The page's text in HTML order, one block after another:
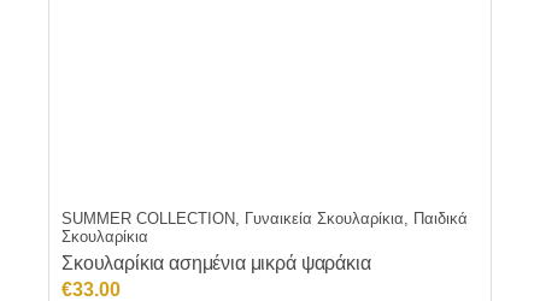
SUMMER COLLECTION, Γυναικεία Σκουλαρίκια, Παιδικά
Σκουλαρίκια
Σκουλαρίκια ασημένια μικρά ψαράκια
€33.00